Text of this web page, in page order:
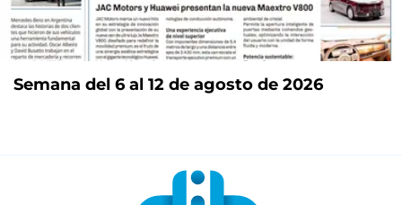
Semana del 6 al 12 de agosto de 2026